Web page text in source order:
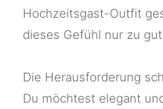
Hochzeitsgast-Outfit
dieses Gefühl nur zu
Die Herausforderung
Du möchtest elegant